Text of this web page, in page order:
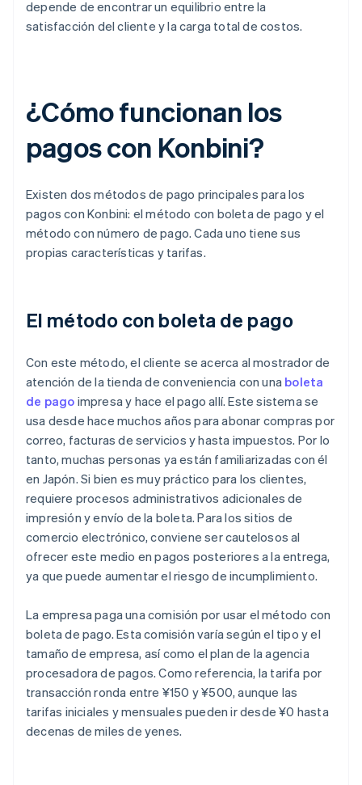
depende de encontrar un equilibrio entre la
satisfacción del cliente y la carga total de costos.
¿Cómo funcionan los
pagos con Konbini?
Existen dos métodos de pago principales para los
pagos con Konbini: el método con boleta de pago y el
método con número de pago. Cada uno tiene sus
propias características y tarifas.
El método con boleta de pago
Con este método, el cliente se acerca al mostrador de
atención de la tienda de conveniencia con una boleta
de pago impresa y hace el pago allí. Este sistema se
usa desde hace muchos años para abonar compras por
correo, facturas de servicios y hasta impuestos. Por lo
tanto, muchas personas ya están familiarizadas con él
en Japón. Si bien es muy práctico para los clientes,
requiere procesos administrativos adicionales de
impresión y envío de la boleta. Para los sitios de
comercio electrónico, conviene ser cautelosos al
ofrecer este medio en pagos posteriores a la entrega,
ya que puede aumentar el riesgo de incumplimiento.
La empresa paga una comisión por usar el método con
boleta de pago. Esta comisión varía según el tipo y el
tamaño de empresa, así como el plan de la agencia
procesadora de pagos. Como referencia, la tarifa por
transacción ronda entre ¥150 y ¥500, aunque las
tarifas iniciales y mensuales pueden ir desde ¥0 hasta
decenas de miles de yenes.